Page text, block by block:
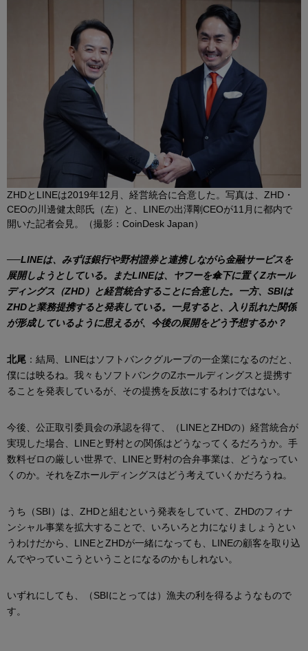
ZHDとLINEは2019年12月、経営統合に合意した。写真は、ZHD・
CEOの川邊健太郎氏（左）と、LINEの出澤剛CEOが11月に都内で
開いた記者会見。（撮影：CoinDesk Japan）
──LINEは、みずほ銀行や野村證券と連携しながら金融サービスを
展開しようとしている。またLINEは、ヤフーを傘下に置くZホール
ディングス（ZHD）と経営統合することに合意した。一方、SBIは
ZHDと業務提携すると発表している。一見すると、入り乱れた関係
が形成しているように思えるが、今後の展開をどう予想するか？
北尾 ：結局、LINEはソフトバンクグループの一企業になるのだと、
僕には映るね。我々もソフトバンクのZホールディングスと提携す
ることを発表しているが、その提携を反故にするわけではない。
今後、公正取引委員会の承認を得て、（LINEとZHDの）経営統合が
実現した場合、LINEと野村との関係はどうなってくるだろうか。手
数料ゼロの厳しい世界で、LINEと野村の合弁事業は、どうなってい
くのか。それをZホールディングスはどう考えていくかだろうね。
うち（SBI）は、ZHDと組むという発表をしていて、ZHDのフィナ
ンシャル事業を拡大することで、いろいろと力になりましょうとい
うわけだから、LINEとZHDが一緒になっても、LINEの顧客を取り込
んでやっていこうということになるのかもしれない。
いずれにしても、（SBIにとっては）漁夫の利を得るようなもので
す。